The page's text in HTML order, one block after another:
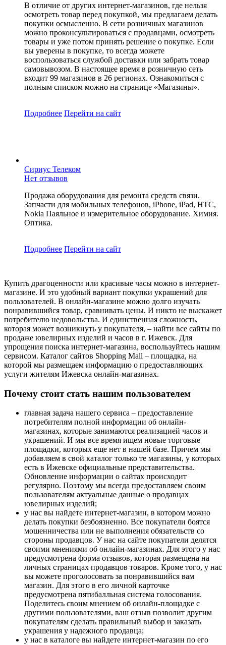
В отличие от других интернет-магазинов, где нельзя
осмотреть товар перед покупкой, мы предлагаем делать
покупки осмысленно. В сети розничных магазинов
можно проконсультироваться с продавцами, осмотреть
товары и уже потом принять решение о покупке. Если
вы уверены в покупке, то всегда можете
воспользоваться службой доставки или забрать товар
самовывозом. В настоящее время в розничную сеть
входит 99 магазинов в 26 регионах. Ознакомиться с
полным списком можно на странице «Магазины».
Подробнее Перейти на сайт
Сириус Телеком
Нет отзывов
Продажа оборудования для ремонта средств связи.
Запчасти для мобильных телефонов, iPhone, iPad, HTC,
Nokia Паяльное и измерительное оборудование. Химия.
Оптика.
Подробнее Перейти на сайт
Купить драгоценности или красивые часы можно в интернет-
магазине. И это удобный вариант покупки украшений для
пользователей. В онлайн-магазине можно долго изучать
понравившийся товар, сравнивать цены. И никто не выскажет
потребителю недовольства. И единственная сложность,
которая может возникнуть у покупателя, – найти все сайты по
продаже ювелирных изделий и часов в г. Ижевск. Для
упрощения поиска интернет-магазина, воспользуйтесь нашим
сервисом. Каталог сайтов Shopping Mall – площадка, на
которой мы размещаем информацию о предоставляющих
услуги жителям Ижевска онлайн-магазинах.
Почему стоит стать нашим пользователем
главная задача нашего сервиса – предоставление
потребителям полной информации об онлайн-
магазинах, которые занимаются реализацией часов и
украшений. И мы все время ищем новые торговые
площадки, которых еще нет в нашей базе. Причем мы
добавляем в свой каталог только те магазины, у которых
есть в Ижевске официальные представительства.
Обновление информации о сайтах происходит
регулярно. Поэтому мы всегда предоставляем своим
пользователям актуальные данные о продавцах
ювелирных изделий;
у нас вы найдете интернет-магазин, в котором можно
делать покупки безбоязненно. Все покупатели боятся
мошенничества или не выполнения обязательств со
стороны продавцов. У нас на сайте покупатели делятся
своими мнениями об онлайн-магазинах. Для этого у нас
предусмотрена форма отзывов, которая размещена на
личных страницах продавцов товаров. Кроме того, у нас
вы можете проголосовать за понравившийся вам
магазин. Для этого в его личной карточке
предусмотрена пятибалльная система голосования.
Поделитесь своим мнением об онлайн-площадке с
другими пользователями, ваш отзыв позволит другим
покупателям сделать правильный выбор и заказать
украшения у надежного продавца;
у нас в каталоге вы найдете интернет-магазин по его